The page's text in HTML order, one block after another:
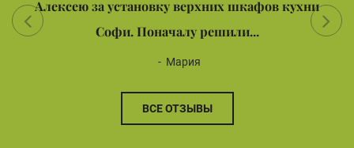
Алексею за установку верхних шкафов кухни
Софи. Поначалу решили...
Мария
ВСЕ ОТЗЫВЫ